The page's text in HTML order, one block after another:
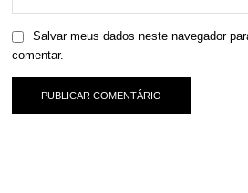
Salvar meus dados neste navegador
comentar.